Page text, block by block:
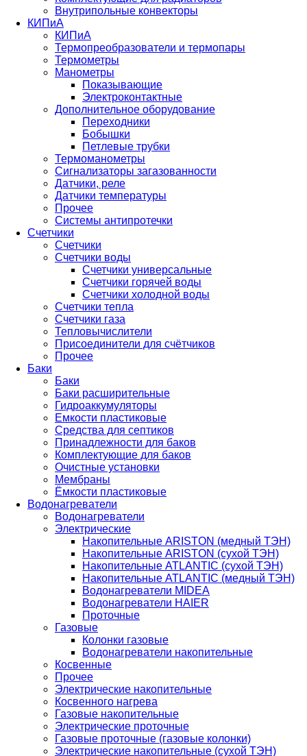
Внутрипольные конвекторы
КИПиА
КИПиА
Термопреобразователи и термопары
Термометры
Манометры
Показывающие
Электроконтактные
Дополнительное оборудование
Переходники
Бобышки
Петлевые трубки
Термоманометры
Сигнализаторы загазованности
Датчики, реле
Датчики температуры
Прочее
Системы антипротечки
Счетчики
Счетчики
Счетчики воды
Счетчики универсальные
Счетчики горячей воды
Счетчики холодной воды
Счетчики тепла
Счетчики газа
Тепловычислители
Присоединители для счётчиков
Прочее
Баки
Баки
Баки расширительные
Гидроаккумуляторы
Емкости пластиковые
Средства для септиков
Принадлежности для баков
Комплектующие для баков
Очистные установки
Мембраны
Ёмкости пластиковые
Водонагреватели
Водонагреватели
Электрические
Накопительные ARISTON (медный ТЭН)
Накопительные ARISTON (сухой ТЭН)
Накопительные ATLANTIC (сухой ТЭН)
Накопительные ATLANTIC (медный ТЭН)
Водонагреватели MIDEA
Водонагреватели HAIER
Проточные
Газовые
Колонки газовые
Водонагреватели накопительные
Косвенные
Прочее
Электрические накопительные
Косвенного нагрева
Газовые накопительные
Электрические проточные
Газовые проточные (газовые колонки)
Электрические накопительные (сухой ТЭН)